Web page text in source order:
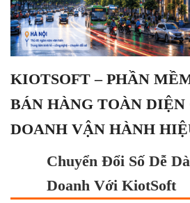
KIOTSOFT – PHẦN
BÁN HÀNG TOÀN
DOANH VẬN HÀNH
Chuyển Đổi Số Dễ
Doanh Với KiotSoft